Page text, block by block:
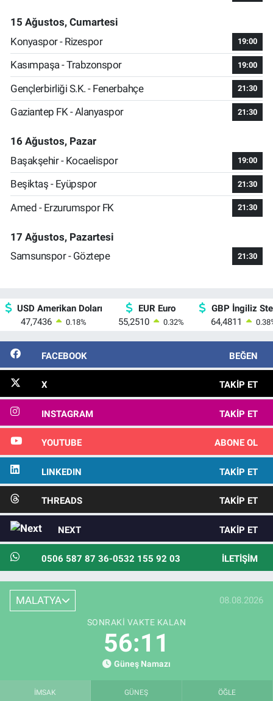
15 Ağustos, Cumartesi
Konyaspor - Rizespor
19:00
Kasımpaşa - Trabzonspor 19:00
Gençlerbirliği S.K. - Fenerbahçe 21:30
Gaziantep FK - Alanyaspor 21:30
16 Ağustos, Pazar
Başakşehir - Kocaelispor
19:00
Beşiktaş - Eyüpspor 21:30
Amed - Erzurumspor FK 21:30
17 Ağustos, Pazartesi
Samsunspor - Göztepe
21:30
USD Amerikan Doları
47,7436
0.18%
EUR Euro
55,2510
0.32%
GBP İngiliz
64,4811
0.38
FACEBOOK BEĞEN
X TAKIP ET
INSTAGRAM TAKIP ET
YOUTUBE ABONE OL
LINKEDIN TAKIP ET
THREADS TAKIP ET
NEXT TAKIP ET
0506 587 87 36-0532 155 92 03 İLETIŞIM
MALATYA 08.08.2026
SONRAKI VAKTE KALAN
56:11
Güneş Namazı
İMSAK GÜNEŞ ÖĞLE